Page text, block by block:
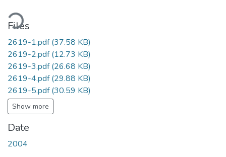
Files
2619-1.pdf(37.58 KB)
2619-2.pdf(12.73 KB)
2619-3.pdf(26.68 KB)
2619-4.pdf(29.88 KB)
2619-5.pdf(30.59 KB)
Show more
Date
2004